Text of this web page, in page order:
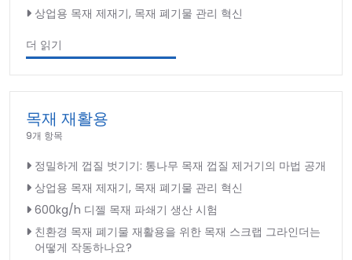
상업용 목재 제재기, 목재 폐기물 관리 혁신
더 읽기
목재 재활용
9개 항목
정밀하게 껍질 벗기기: 통나무 목재 껍질 제거기의 마법 공개
상업용 목재 제재기, 목재 폐기물 관리 혁신
600kg/h 디젤 목재 파쇄기 생산 시험
친환경 목재 폐기물 재활용을 위한 목재 스크랩 그라인더는
어떻게 작동하나요?